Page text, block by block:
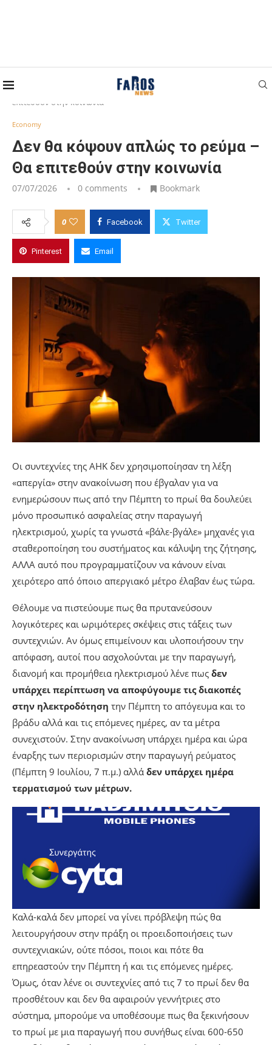
Home
Δεν θα κόψουν απλώς το ρεύμα – Θα
επιτεθούν στην κοινωνία
Economy
Δεν θα κόψουν απλώς το ρεύμα –
Θα επιτεθούν στην κοινωνία
07/07/2026 0 comments Bookmark
0 Facebook Twitter
Pinterest Email
Οι συντεχνίες της ΑΗΚ δεν χρησιμοποίησαν τη λέξη
«απεργία» στην ανακοίνωση που έβγαλαν για να
ενημερώσουν πως από την Πέμπτη το πρωί θα δουλεύει
μόνο προσωπικό ασφαλείας στην παραγωγή
ηλεκτρισμού, χωρίς τα γνωστά «βάλε-βγάλε» μηχανές για
σταθεροποίηση του συστήματος και κάλυψη της ζήτησης,
ΑΛΛΑ αυτό που προγραμματίζουν να κάνουν είναι
χειρότερο από όποιο απεργιακό μέτρο έλαβαν έως τώρα.
Θέλουμε να πιστεύουμε πως θα πρυτανεύσουν
λογικότερες και ωριμότερες σκέψεις στις τάξεις των
συντεχνιών. Αν όμως επιμείνουν και υλοποιήσουν την
απόφαση, αυτοί που ασχολούνται με την παραγωγή,
διανομή και προμήθεια ηλεκτρισμού λένε πως δεν
υπάρχει περίπτωση να αποφύγουμε τις διακοπές
στην ηλεκτροδότηση την Πέμπτη το απόγευμα και το
βράδυ αλλά και τις επόμενες ημέρες, αν τα μέτρα
συνεχιστούν. Στην ανακοίνωση υπάρχει ημέρα και ώρα
έναρξης των περιορισμών στην παραγωγή ρεύματος
(Πέμπτη 9 Ιουλίου, 7 π.μ.) αλλά δεν υπάρχει ημέρα
τερματισμού των μέτρων.
Καλά-καλά δεν μπορεί να γίνει πρόβλεψη πώς θα
λειτουργήσουν στην πράξη οι προειδοποιήσεις των
συντεχνιακών, ούτε πόσοι, ποιοι και πότε θα
επηρεαστούν την Πέμπτη ή και τις επόμενες ημέρες.
Όμως, όταν λένε οι συντεχνίες από τις 7 το πρωί δεν θα
προσθέτουν και δεν θα αφαιρούν γεννήτριες στο
σύστημα, μπορούμε να υποθέσουμε πως θα ξεκινήσουν
το πρωί με μια παραγωγή που συνήθως είναι 600-650